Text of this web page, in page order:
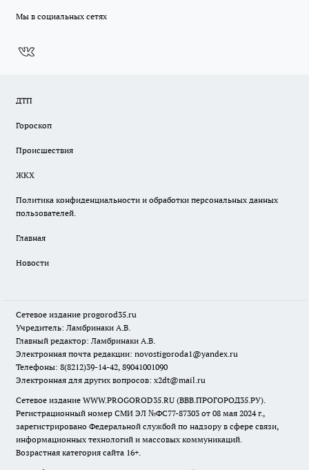
Мы в социальных сетях
ДТП
Гороскоп
Происшествия
ЖКХ
Политика конфиденциальности и обработки персональных данных
пользователей.
Главная
Новости
Сетевое издание progorod35.ru
Учредитель: Ламбринаки А.В.
Главный редактор: Ламбринаки А.В.
Электронная почта редакции: novostigoroda1@yandex.ru
Телефоны: 8(8212)39-14-42, 89041001090
Электронная для других вопросов: x2dt@mail.ru
Сетевое издание WWW.PROGOROD35.RU (ВВВ.ПРОГОРОД35.РУ).
Регистрационный номер СМИ ЭЛ №ФС77-87303 от 08 мая 2024 г.,
зарегистрировано Федеральной службой по надзору в сфере связи,
информационных технологий и массовых коммуникаций.
Возрастная категория сайта 16+.